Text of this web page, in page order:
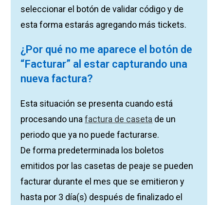
seleccionar el botón de validar código y de
esta forma estarás agregando más tickets.
¿Por qué no me aparece el botón de
“Facturar” al estar capturando una
nueva factura?
Esta situación se presenta cuando está
procesando unafactura de caseta de un
periodo que ya no puede facturarse.
De forma predeterminada los boletos
emitidos por las casetas de peaje se pueden
facturar durante el mes que se emitieron y
hasta por 3 día(s) después de finalizado el